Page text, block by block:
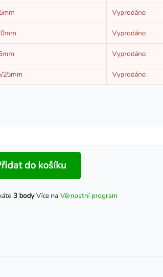
Vyprodáno
Vyprodáno
Vyprodáno
25mm Vyprodáno
do košíku
3 bodyVíce na Věrnostní program